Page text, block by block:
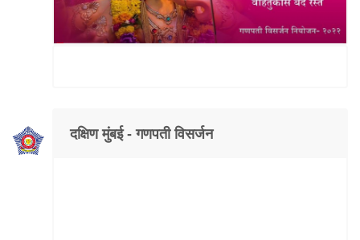
दक्षिण मुंबई - गणपती विसर्जन